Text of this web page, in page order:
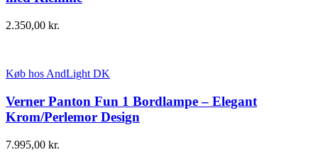
2.350,00 kr.
Køb hos AndLight DK
Verner Panton Fun 1 Bordlampe – Elegant
Krom/Perlemor Design
7.995,00 kr.